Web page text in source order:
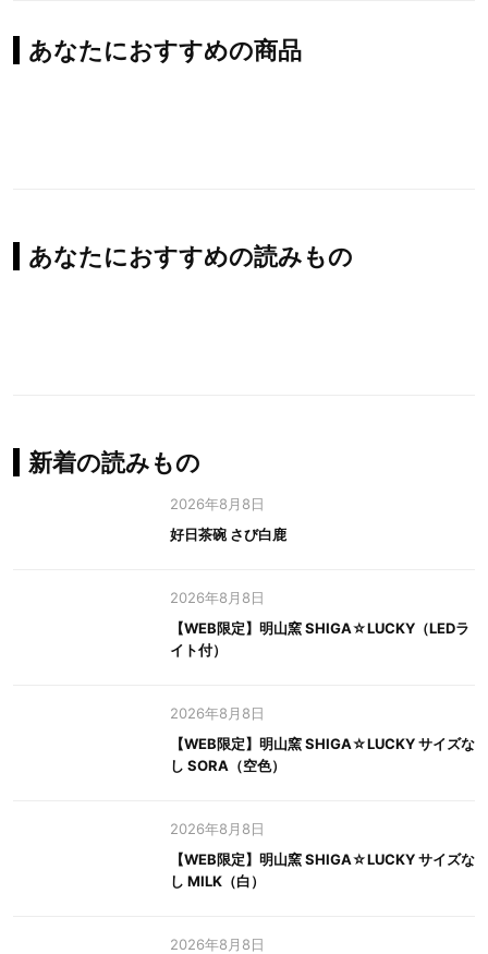
あなたにおすすめの商品
あなたにおすすめの読みもの
新着の読みもの
2026年8月8日
好日茶碗 さび白鹿
2026年8月8日
【WEB限定】明山窯 SHIGA☆LUCKY（LEDラ
イト付）
2026年8月8日
【WEB限定】明山窯 SHIGA☆LUCKY サイズな
し SORA（空色）
2026年8月8日
【WEB限定】明山窯 SHIGA☆LUCKY サイズな
し MILK（白）
2026年8月8日